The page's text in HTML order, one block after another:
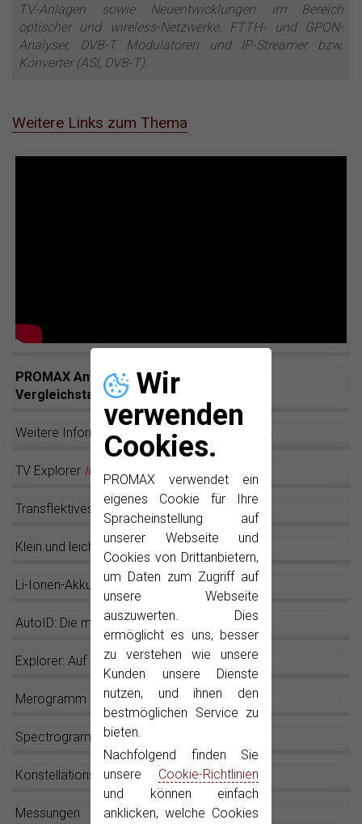
Wir
verwenden
Cookies.
PROMAX verwendet ein
eigenes Cookie für Ihre
Spracheinstellung auf
unserer Webseite und
Cookies von Drittanbietern,
um Daten zum Zugriff auf
unsere Webseite
auszuwerten. Dies
ermöglicht es uns, besser
zu verstehen wie unsere
Kunden unsere Dienste
nutzen, und ihnen den
bestmöglichen Service zu
bieten.
Nachfolgend finden Sie
unsere Cookie-Richtlinien
und können einfach
anklicken, welche Cookies
TV-Anlagen sowie Neuentwicklungen im Bereich
optischer und wireless-Netzwerke, FTTH- und GPON-
Analyser, DVB-T Modulatoren und IP-Streamer bzw.
Konverter (ASI, DVB-T).
Weitere Links zum Thema
PROMAX Antennenmessgeräte:
Vergleichstabelle
Weitere Informationen zu TV Explorer
TV Explorer II
Transflektives LCD
Klein und leicht
Li-Ionen-Akkus
AutoID: Die magische Taste!
Explorer: Auf Knopfdruck geht’s los!
Merogramm
Spectrogramm
Konstellationsdiagramm
Messungen